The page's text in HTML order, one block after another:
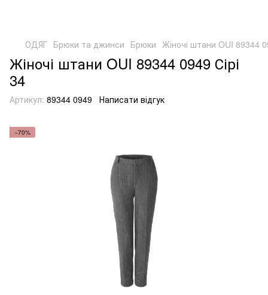
ОДЯГ Брюки та джинси Брюки Жіночі штани OUI 89344
Жіночі штани OUI 89344 0949 Сірі
34
Артикул: 89344 0949 Написати відгук
−70%